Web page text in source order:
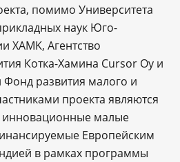
помимо Университета
наук Юго-
XAMK, Агентство
Котка-Хамина Cursor Oy и
Фонд развития малого и
проекта являются
инновационные малые
Европейским
в рамках программы